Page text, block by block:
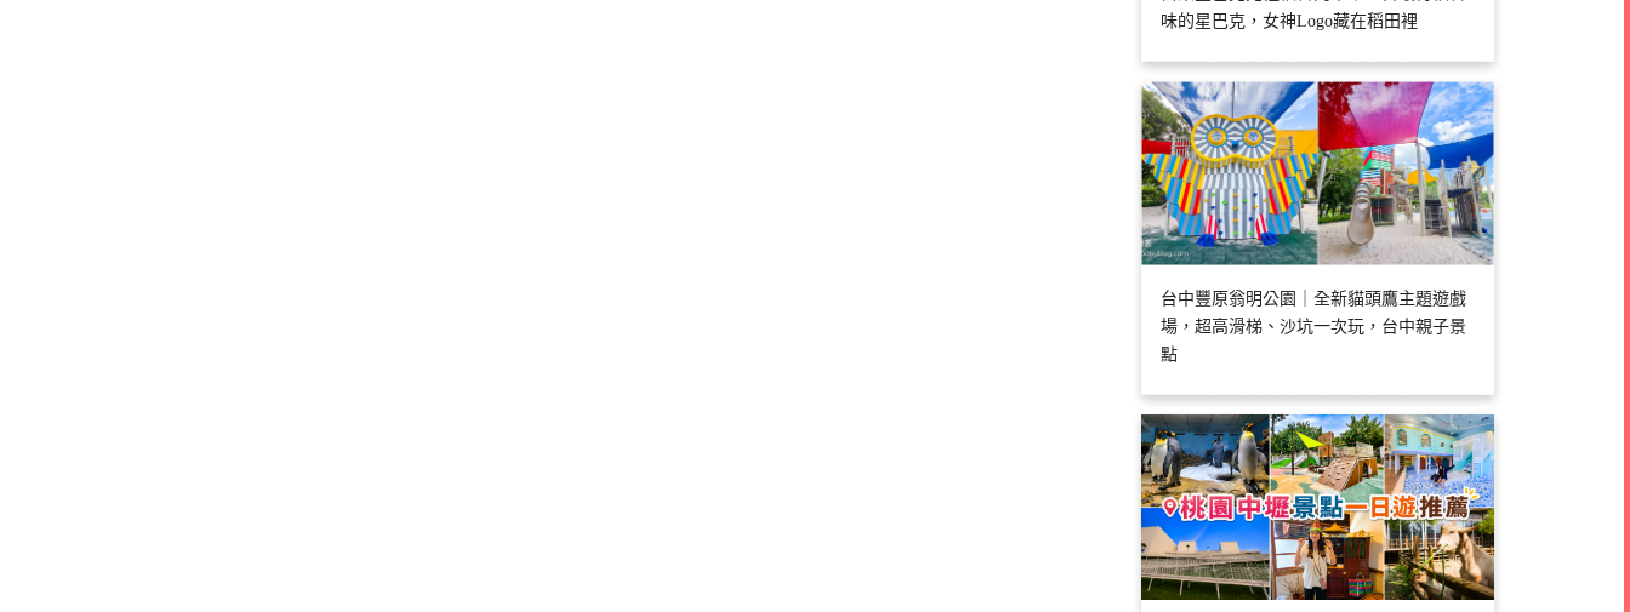
味的星巴克，女神Logo藏在稻田裡
台中豐原翁明公園｜全新貓頭鷹主題遊戲
場，超高滑梯、沙坑一次玩，台中親子景
點